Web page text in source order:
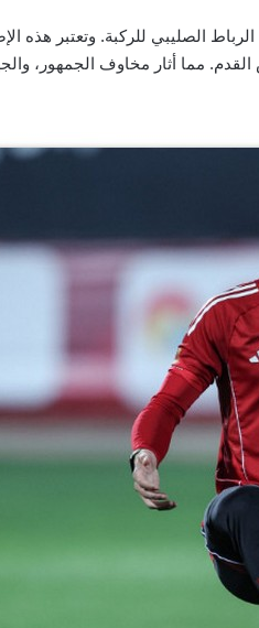
الصليبي للركبة. وتعتبر هذه
مما أثار مخاوف الجمهور،